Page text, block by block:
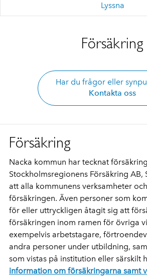
Lyssna
Försäkring
Har du frågor eller
Kontakta oss
Försäkring
Nacka kommun har tecknat
Stockholmsregionens Försäkring AB,
att alla kommunens verksamheter
försäkringen. Även personer som
för eller uttryckligen åtagit sig att
försäkringen inom ramen för övriga
exempelvis arbetstagare,
andra personer under utbildning,
som vistas på institution eller särskilt
information om försäkringarna samt